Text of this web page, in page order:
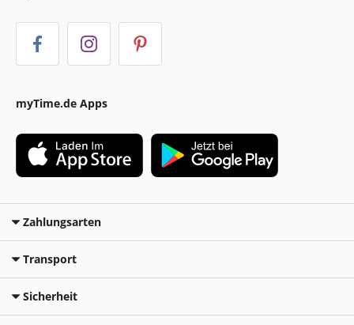
myTime.de Apps
Zahlungsarten
Transport
Sicherheit